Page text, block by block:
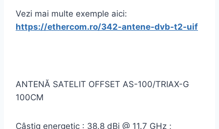
Vezi mai multe exemple aici:
https://ethercom.ro/342-antene-dvb-t2-uif
ANTENĂ SATELIT OFFSET AS-100/TRIAX-G
100CM
Câştig energetic : 38.8 dBi @ 11.7 GHz ;